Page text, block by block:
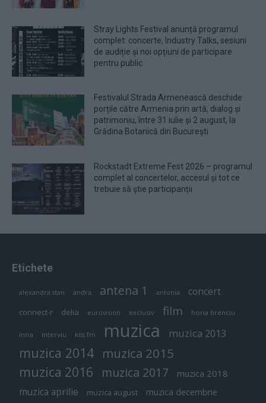
Stray Lights Festival anunță programul
complet: concerte, Industry Talks, sesiuni
de audiție și noi opțiuni de participare
pentru public
Festivalul Strada Armenească deschide
porțile către Armenia prin artă, dialog și
patrimoniu, între 31 iulie și 2 august, la
Grădina Botanică din București
Rockstadt Extreme Fest 2026 – programul
complet al concertelor, accesul și tot ce
trebuie să știe participanții
Etichete
alexandra stan andra antena 1 antonia concert
connect-r delia eurovision exclusiv film horia brenciu
inna interviu kiss fm muzica muzica 2013
muzica 2014 muzica 2015
muzica 2016 muzica 2017 muzica 2018
muzica aprilie muzica august muzica decembrie